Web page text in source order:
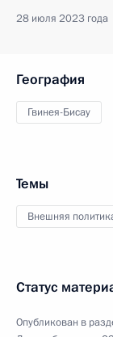
28 июля 2023 года
География
Гвинея-Бисау
Темы
Внешняя
Статус
Опубликован в